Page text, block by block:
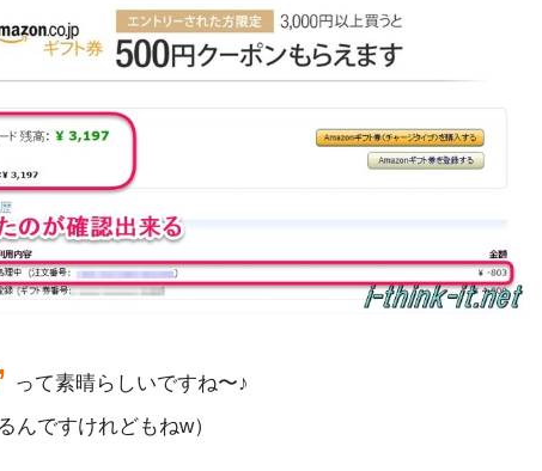
って素晴らしいですね〜♪
んですけれどもねw）